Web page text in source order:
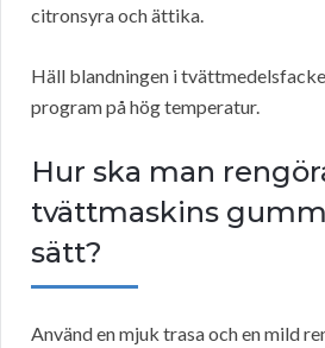
citronsyra och ättika.
Häll blandningen i
program på hög temperatur.
Hur ska man
tvättmaskins
sätt?
Använd en mjuk trasa och en mild